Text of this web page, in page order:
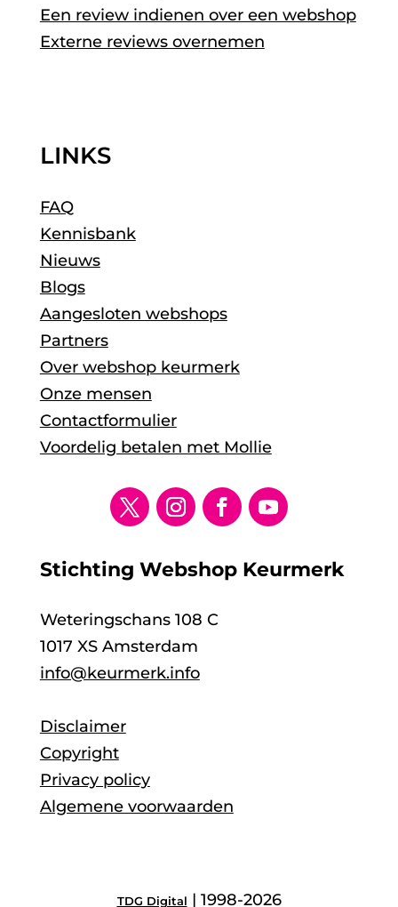
Een review indienen over een webshop
Externe reviews overnemen
LINKS
FAQ
Kennisbank
Nieuws
Blogs
Aangesloten webshops
Partners
Over webshop keurmerk
Onze mensen
Contactformulier
Voordelig betalen met Mollie
Stichting Webshop Keurmerk
Weteringschans 108 C
1017 XS Amsterdam
info@keurmerk.info
Disclaimer
Copyright
Privacy policy
Algemene voorwaarden
TDG Digital | 1998-2026